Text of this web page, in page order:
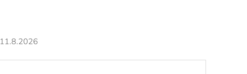
11.8.2026